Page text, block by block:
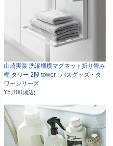
山崎実業 洗濯機横マグネット折り畳み
棚 タワー 2段 tower | バスグッズ・タ
ワーシリーズ
¥5,800(税込)